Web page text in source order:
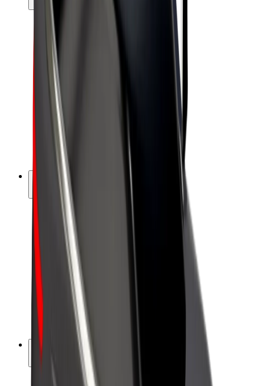
Turer
Sparkesykler
Bolt Market
Bolt Food
Bolt Drive
Bolt for Business
El-sykler
Bolt Pluss
Tjen med Bolt
Sjåfører
Sjåførinntekter
Leveringsbud
Inntekter for leveringsbud
Bolt Food-partnere
Franchiser
Bedrift
Karrierer